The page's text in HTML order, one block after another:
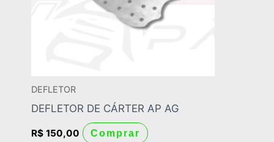
DEFLETOR
DEFLETOR DE CÁRTER AP AG
R$ 150,00 Comprar